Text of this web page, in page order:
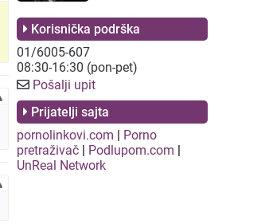
Korisnička podrška
01/6005-607
08:30-16:30 (pon-pet)
Pošalji upit
Prijatelji sajta
pornolinkovi.com | Porno
pretraživač | Podlupom.com |
UnReal Network